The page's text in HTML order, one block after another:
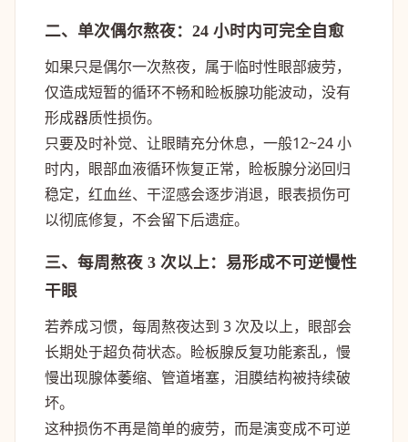
二、单次偶尔熬夜：24 小时内可完全自愈
如果只是偶尔一次熬夜，属于临时性眼部疲劳，
仅造成短暂的循环不畅和睑板腺功能波动，没有
形成器质性损伤。
只要及时补觉、让眼睛充分休息，一般12~24 小
时内，眼部血液循环恢复正常，睑板腺分泌回归
稳定，红血丝、干涩感会逐步消退，眼表损伤可
以彻底修复，不会留下后遗症。
三、每周熬夜 3 次以上：易形成不可逆慢性
干眼
若养成习惯，每周熬夜达到 3 次及以上，眼部会
长期处于超负荷状态。睑板腺反复功能紊乱，慢
慢出现腺体萎缩、管道堵塞，泪膜结构被持续破
坏。
这种损伤不再是简单的疲劳，而是演变成不可逆